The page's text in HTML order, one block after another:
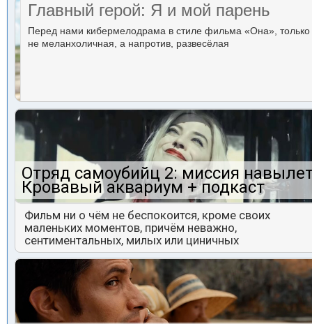
Главный герой: Я и мой парень
Перед нами кибермелодрама в стиле фильма «Она», только
не меланхоличная, а напротив, развесёлая
Отряд самоубийц 2: миссия
Кровавый аквариум + подкаст
Фильм ни о чём не беспокоится, кроме своих
маленьких моментов, причём неважно,
сентиментальных, милых или циничных